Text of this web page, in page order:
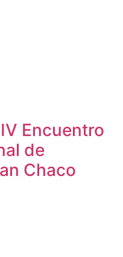
Encuentro
de
Chaco